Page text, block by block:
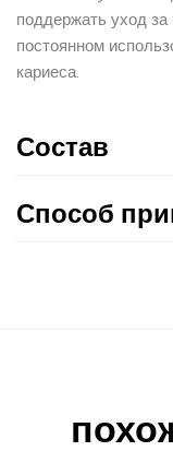
поддержать уход
постоянном
кариеса.
Состав
Способ